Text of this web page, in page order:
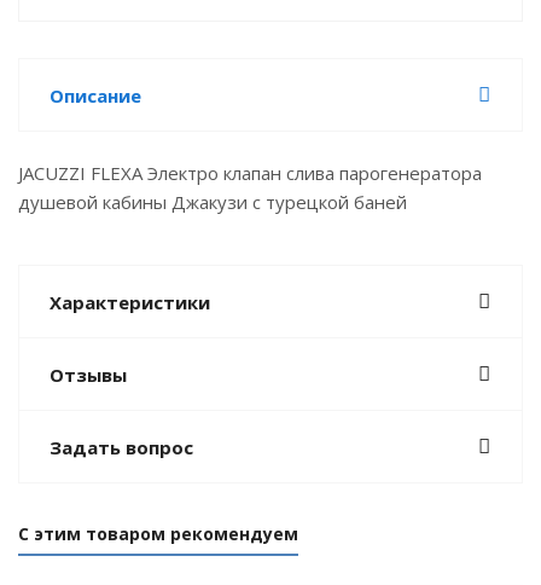
Описание
JACUZZI FLEXA Электро клапан слива парогенератора
душевой кабины Джакузи с турецкой баней
Характеристики
Отзывы
Задать вопрос
С этим товаром рекомендуем